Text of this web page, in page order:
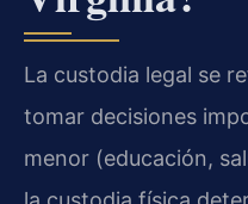
La custodia legal se
tomar decisiones
menor (educación,